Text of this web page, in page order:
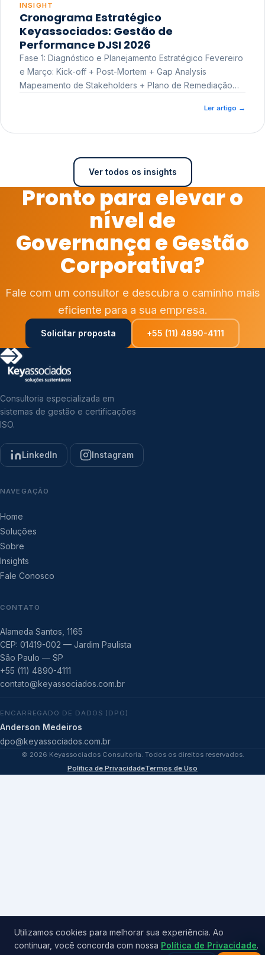
INSIGHT
Cronograma Estratégico
Keyassociados: Gestão de
Performance DJSI 2026
Fase 1: Diagnóstico e Planejamento Estratégico Fevereiro
e Março: Kick-off + Post-Mortem + Gap Analysis
Mapeamento de Stakeholders + Plano de Remediação
Ler artigo →
Ver todos os insights
Pronto para elevar o
nível de
Governança e Gestão
Corporativa?
Fale com um consultor e descubra o caminho mais
eficiente para a sua empresa.
Solicitar proposta +55 (11) 4890-4111
Consultoria especializada em
sistemas de gestão e certificações
ISO.
LinkedIn Instagram
NAVEGAÇÃO
Home
Soluções
Sobre
Insights
Fale Conosco
CONTATO
Alameda Santos, 1165
CEP: 01419-002 — Jardim Paulista
São Paulo — SP
+55 (11) 4890-4111
contato@keyassociados.com.br
ENCARREGADO DE DADOS (DPO)
Anderson Medeiros
dpo@keyassociados.com.br
© 2026 Keyassociados Consultoria. Todos os direitos reservados.
Política de PrivacidadeTermos de Uso
Utilizamos cookies para melhorar sua experiência. Ao
continuar, você concorda com nossa Política de Privacidade.